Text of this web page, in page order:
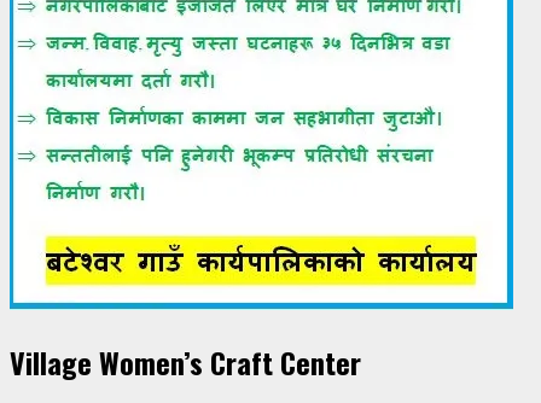
Village Women’s Craft Center